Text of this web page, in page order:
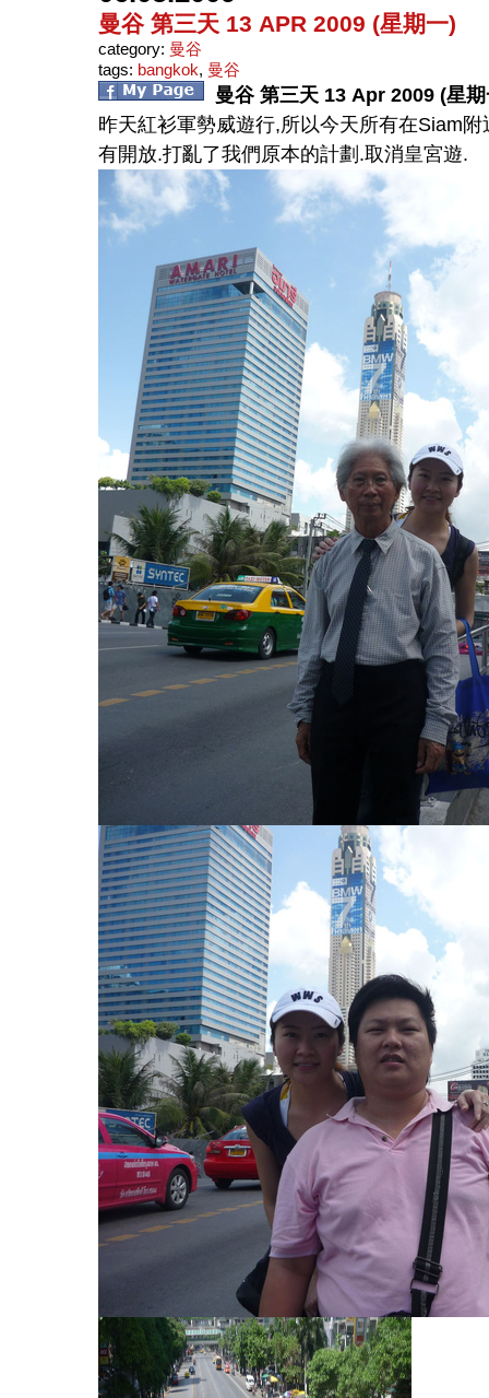
曼谷 第三天 13 APR 2009 (星期一)
category: 曼谷
tags: bangkok, 曼谷
曼谷 第三天 13 Apr 2009 (星
昨天紅衫軍勢威遊行,所以今天所有在Siam
有開放.打亂了我們原本的計劃 .取消皇宮遊.